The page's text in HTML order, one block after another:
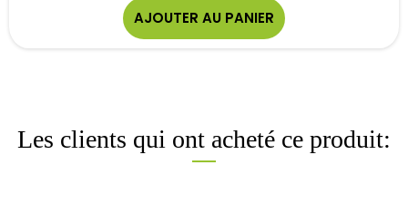
AJOUTER AU PANIER
Les clients qui ont acheté ce produit: